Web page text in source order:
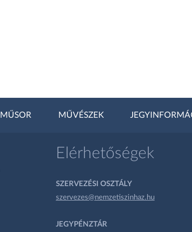
MŰSOR MŰVÉSZEK
Elérhetőségek
SZERVEZÉSI OSZTÁLY
szervezes@nemzetiszinhaz.hu
JEGYPÉNZTÁR